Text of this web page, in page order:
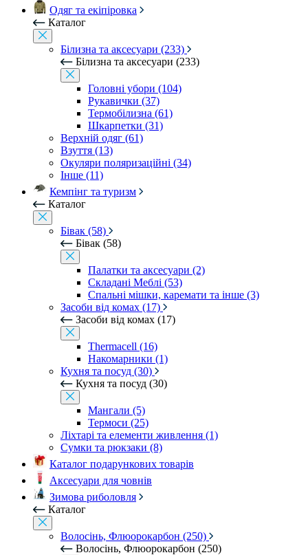
Одяг та екіпіровка
Каталог
Білизна та аксесуари (233)
Білизна та аксесуари (233)
Головні убори (104)
Рукавички (37)
Термобілизна (61)
Шкарпетки (31)
Верхній одяг (61)
Взуття (13)
Окуляри поляризаційні (34)
Інше (11)
Кемпінг та туризм
Каталог
Бівак (58)
Бівак (58)
Палатки та аксесуари (2)
Складані Меблі (53)
Спальні мішки, каремати та інше (3)
Засоби від комах (17)
Засоби від комах (17)
Thermacell (16)
Накомарники (1)
Кухня та посуд (30)
Кухня та посуд (30)
Мангали (5)
Термоси (25)
Ліхтарі та елементи живлення (1)
Сумки та рюкзаки (8)
Каталог подарункових товарів
Аксесуари для човнів
Зимова риболовля
Каталог
Волосінь, Флюорокарбон (250)
Волосінь, Флюорокарбон (250)